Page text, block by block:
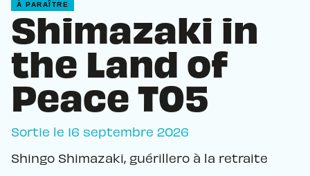
À PARAÎTRE
Shimazaki in
the Land of
Peace T05
Sortie le 16 septembre 2026
Shingo Shimazaki, guérillero à la retraite